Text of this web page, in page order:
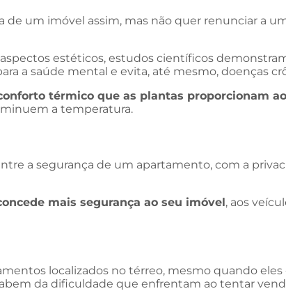
de um imóvel assim, mas não quer renunciar a
estéticos, estudos científicos
a saúde mental e evita, até mesmo, doenças
térmico que as plantas proporcionam
a temperatura.
a segurança de um apartamento, com a
mais segurança ao seu imóvel, aos
localizados no térreo, mesmo quando eles
da dificuldade que enfrentam ao tentar